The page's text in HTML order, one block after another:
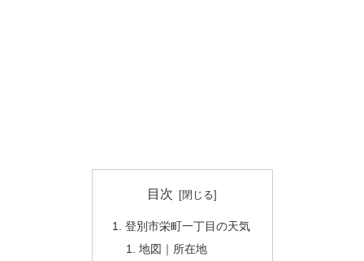
目次
登別市栄町一丁目の天気
地図｜所在地